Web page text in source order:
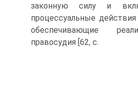
законную силу и
процессуальные
обеспечивающие
правосудия [62, с.